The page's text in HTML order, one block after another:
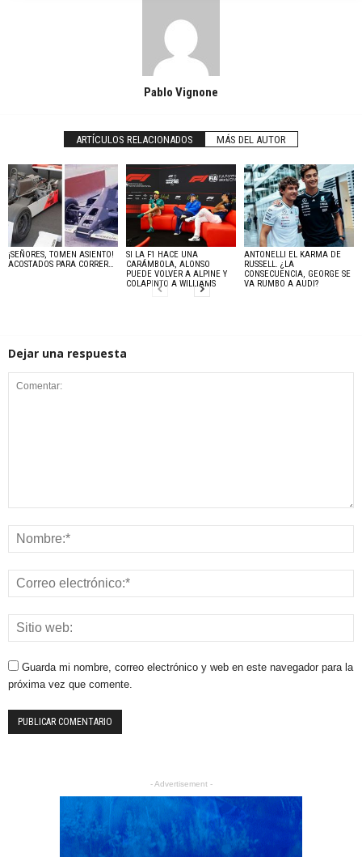
Pablo Vignone
ARTÍCULOS RELACIONADOS MÁS DEL AUTOR
¡SEÑORES, TOMEN ASIENTO!
ACOSTADOS PARA CORRER…
SI LA F1 HACE UNA
CARÁMBOLA, ALONSO
PUEDE VOLVER A ALPINE Y
COLAPINTO A WILLIAMS
ANTONELLI EL KARMA DE
RUSSELL. ¿LA
CONSECUENCIA, GEORGE SE
VA RUMBO A AUDI?
Dejar una respuesta
Guarda mi nombre, correo electrónico y web en este navegador para la
próxima vez que comente.
- Advertisement -